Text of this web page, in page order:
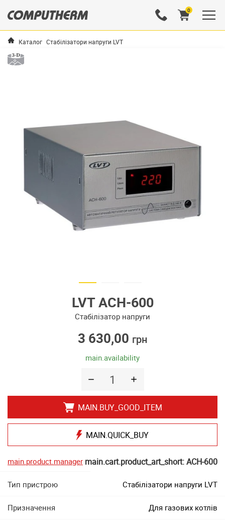
0
Каталог Стабілізатори напруги LVT
LVT АСН-600
Стабілізатор напруги
3 630,00 грн
main.availability
MAIN.BUY_GOOD_ITEM
MAIN.QUICK_BUY
main.product.manager main.cart.product_art_short: АСН-600
Тип пристрою Стабілізатори напруги LVT
Призначення Для газових котлів